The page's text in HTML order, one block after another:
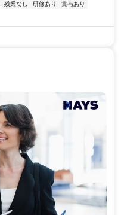
残業なし 研修あり
賞与あり